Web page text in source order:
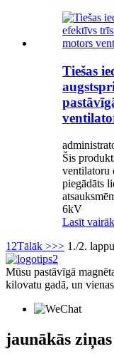
Tiešas
Šis
ventilatoru
piegādāts
6kV
Lasīt vairāk
1 2Tālāk >>> 1./2.
Mūsu pastāvīgā
kilovatu gadā, un
jaunākās ziņas